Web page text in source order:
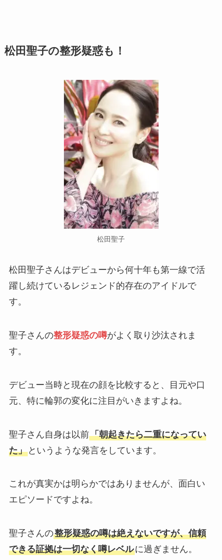
松田聖子の整形疑惑も！
松田聖子
松田聖子さんはデビューから何十年も第一線で活
躍し続けているレジェンド的存在のアイドルで
す。
聖子さんの整形疑惑の噂がよく取り沙汰されま
す。
デビュー当時と現在の顔を比較すると、目元や口
元、特に輪郭の変化に注目がいきますよね。
聖子さん自身は以前「朝起きたら二重になってい
た」というような発言をしています。
これが真実かは明らかではありませんが、面白い
エピソードですよね。
聖子さんの整形疑惑の噂は絶えないですが、信頼
できる証拠は一切なく噂レベルに過ぎません。